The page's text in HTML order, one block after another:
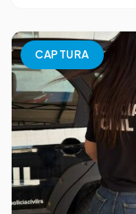
CAPTURA